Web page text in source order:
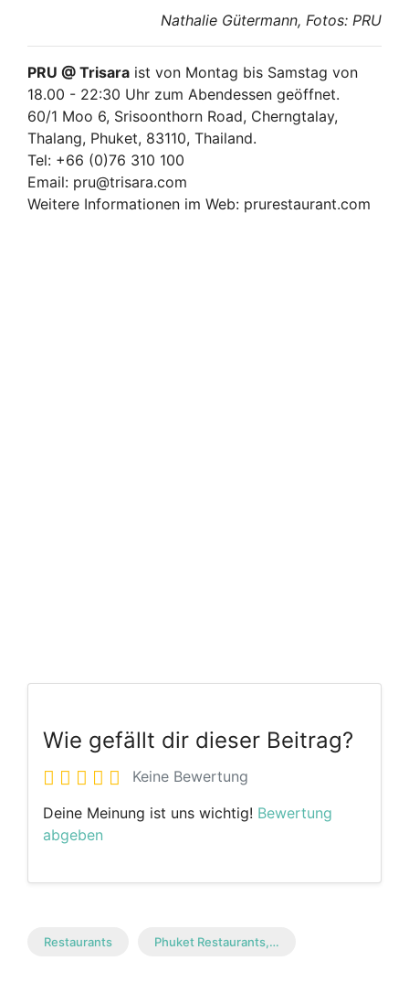
Nathalie Gütermann, Fotos: PRU
PRU @ Trisara ist von Montag bis Samstag von
18.00 - 22:30 Uhr zum Abendessen geöffnet.
60/1 Moo 6, Srisoonthorn Road, Cherngtalay,
Thalang, Phuket, 83110, Thailand.
Tel: +66 (0)76 310 100
Email: pru@trisara.com
Weitere Informationen im Web: prurestaurant.com
Wie gefällt dir dieser Beitrag?
Keine Bewertung
Deine Meinung ist uns wichtig! Bewertung
abgeben
Restaurants Phuket Restaurants,…